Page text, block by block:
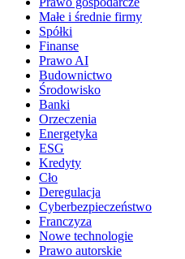
Małe i średnie firmy
Spółki
Finanse
Prawo AI
Budownictwo
Środowisko
Banki
Orzeczenia
Energetyka
ESG
Kredyty
Cło
Deregulacja
Cyberbezpieczeństwo
Franczyza
Nowe technologie
Prawo autorskie